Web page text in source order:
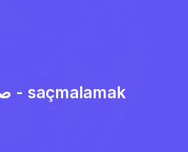
صاچمهلامق - saçmalamak